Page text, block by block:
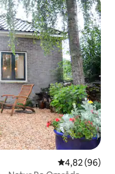
4,82 av 5 i
4,82 (96)